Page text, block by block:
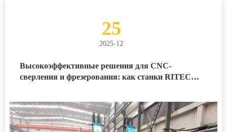
25
2025-12
Высокоэффективные решения для CNC-
сверления и фрезерования: как станки RITEC